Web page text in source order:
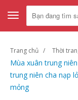
Toggle
navigation
Trang chủ Thời
Mùa xuân trung
trung niên cha nạp
mỏng